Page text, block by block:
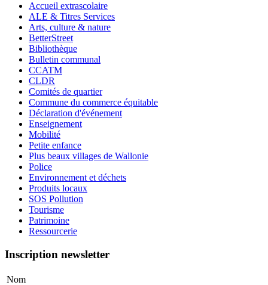
Accueil extrascolaire
ALE & Titres Services
Arts, culture & nature
BetterStreet
Bibliothèque
Bulletin communal
CCATM
CLDR
Comités de quartier
Commune du commerce équitable
Déclaration d'événement
Enseignement
Mobilité
Petite enfance
Plus beaux villages de Wallonie
Police
Environnement et déchets
Produits locaux
SOS Pollution
Tourisme
Patrimoine
Ressourcerie
Inscription newsletter
Nom